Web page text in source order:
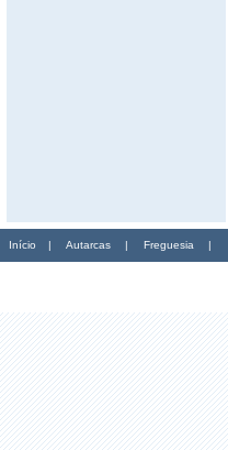
Início | Autarcas | Freguesia |